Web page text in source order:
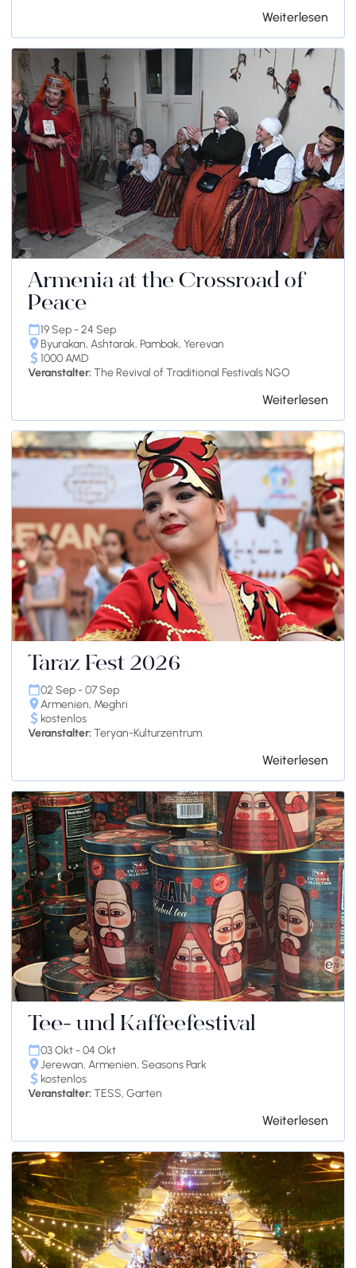
Weiterlesen
Armenia at the Crossroad of
Peace
19 Sep - 24 Sep
Byurakan, Ashtarak, Pambak, Yerevan
1000 AMD
Veranstalter:The Revival of Traditional Festivals NGO
Weiterlesen
Taraz Fest 2026
02 Sep - 07 Sep
Armenien, Meghri
kostenlos
Veranstalter:Teryan-Kulturzentrum
Weiterlesen
Tee- und Kaffeefestival
03 Okt - 04 Okt
Jerewan, Armenien, Seasons Park
kostenlos
Veranstalter:TESS, Garten
Weiterlesen